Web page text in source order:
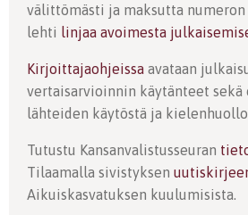
välittömästi ja maksutta
lehti linjaa avoimesta
Kirjoittajaohjeissa avataan
vertaisarvioinnin käytänteet sekä
lähteiden käytöstä ja
Tutustu Kansanvalistusseuran
Tilaamalla sivistyksen
Aikuiskasvatuksen kuulumisista.